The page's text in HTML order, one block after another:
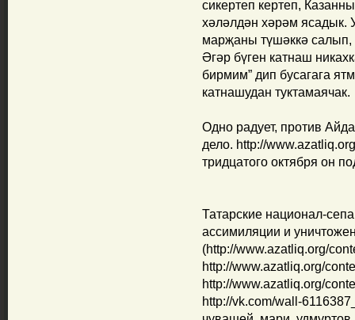
сикертеп кертеп,
хәләлдән хәрәм ясадык.
марҗаны түшәккә салып,
Әгәр бүген катнаш
бирмим” дип бусагага
катнашудан туктамаячак.
Одно радует, против
дело. http://
тридцатого октября он
Татарские национал-
ассимиляции и
(http://www.azatliq.org/
http://www.azatliq.org/
http://www.azatliq.org/
http://vk.com/wall-